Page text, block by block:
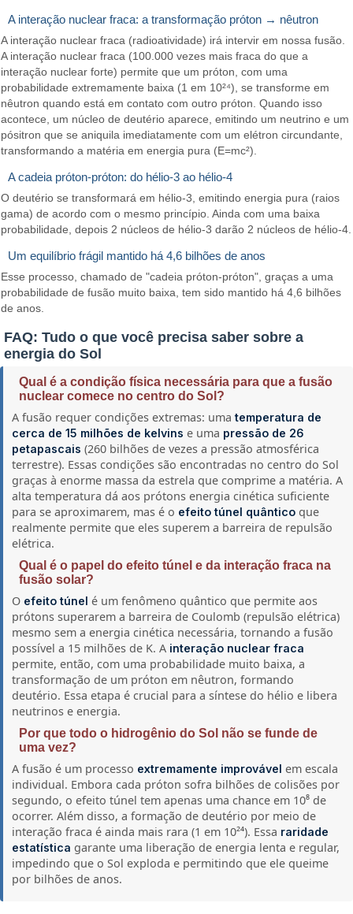
A interação nuclear fraca: a transformação próton → nêutron
A interação nuclear fraca (radioatividade) irá intervir em nossa fusão.
A interação nuclear fraca (100.000 vezes mais fraca do que a
interação nuclear forte) permite que um próton, com uma
probabilidade extremamente baixa (1 em 10²⁴), se transforme em
nêutron quando está em contato com outro próton. Quando isso
acontece, um núcleo de deutério aparece, emitindo um neutrino e um
pósitron que se aniquila imediatamente com um elétron circundante,
transformando a matéria em energia pura (E=mc²).
A cadeia próton-próton: do hélio-3 ao hélio-4
O deutério se transformará em hélio-3, emitindo energia pura (raios
gama) de acordo com o mesmo princípio. Ainda com uma baixa
probabilidade, depois 2 núcleos de hélio-3 darão 2 núcleos de hélio-4.
Um equilíbrio frágil mantido há 4,6 bilhões de anos
Esse processo, chamado de "cadeia próton-próton", graças a uma
probabilidade de fusão muito baixa, tem sido mantido há 4,6 bilhões
de anos.
FAQ: Tudo o que você precisa saber sobre a
energia do Sol
Qual é a condição física necessária para que a fusão
nuclear comece no centro do Sol?
A fusão requer condições extremas: umatemperatura de
cerca de 15 milhões de kelvins e uma pressão de 26
petapascais (260 bilhões de vezes a pressão atmosférica
terrestre). Essas condições são encontradas no centro do Sol
graças à enorme massa da estrela que comprime a matéria. A
alta temperatura dá aos prótons energia cinética suficiente
para se aproximarem, mas é o efeito túnel quântico que
realmente permite que eles superem a barreira de repulsão
elétrica.
Qual é o papel do efeito túnel e da interação fraca na
fusão solar?
O efeito túnel é um fenômeno quântico que permite aos
prótons superarem a barreira de Coulomb (repulsão elétrica)
mesmo sem a energia cinética necessária, tornando a fusão
possível a 15 milhões de K. A interação nuclear fraca
permite, então, com uma probabilidade muito baixa, a
transformação de um próton em nêutron, formando
deutério. Essa etapa é crucial para a síntese do hélio e libera
neutrinos e energia.
Por que todo o hidrogênio do Sol não se funde de
uma vez?
A fusão é um processo extremamente improvável em escala
individual. Embora cada próton sofra bilhões de colisões por
segundo, o efeito túnel tem apenas uma chance em 10⁸ de
ocorrer. Além disso, a formação de deutério por meio de
interação fraca é ainda mais rara (1 em 10²⁴). Essa raridade
estatística garante uma liberação de energia lenta e regular,
impedindo que o Sol exploda e permitindo que ele queime
por bilhões de anos.